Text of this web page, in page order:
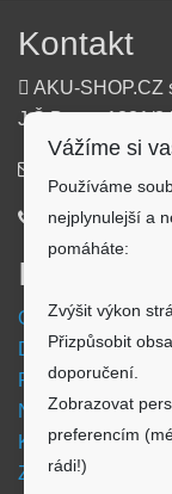
Kontakt
AKU-SHOP.CZ
J.Š.Baara 1331/
720 500 500
Informace
Obchodní
Doprava a platba
Reklamační
Nastavení
Kde nás najdete
Zpětný odběr
Vážíme si
Používáme
nejplynulejší a
pomáháte:
Zvýšit výkon
Přizpůsobit
doporučení.
Zobrazovat
preferencím
rádi!)